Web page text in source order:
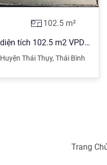
102.5 m²
Bán Đất nền diện tích 102.5 m2 VPDA ERA CENTRAL CITY THÁI BÌNH, Xã Thụy Hà giá 2.3 tỷ đồng
Huyện Thái Thụy, Thái Bình
Trang